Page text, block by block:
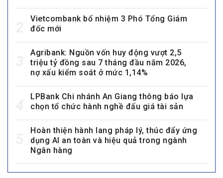
Vietcombank bổ nhiệm 3 Phó Tổng Giám
đốc mới
Agribank: Nguồn vốn huy động vượt 2,5
triệu tỷ đồng sau 7 tháng đầu năm 2026,
nợ xấu kiểm soát ở mức 1,14%
LPBank Chi nhánh An Giang thông báo lựa
chọn tổ chức hành nghề đấu giá tài sản
Hoàn thiện hành lang pháp lý, thúc đẩy ứng
dụng AI an toàn và hiệu quả trong ngành
Ngân hàng